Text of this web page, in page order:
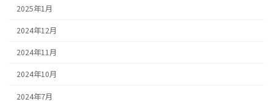
2025年1月
2024年12月
2024年11月
2024年10月
2024年7月